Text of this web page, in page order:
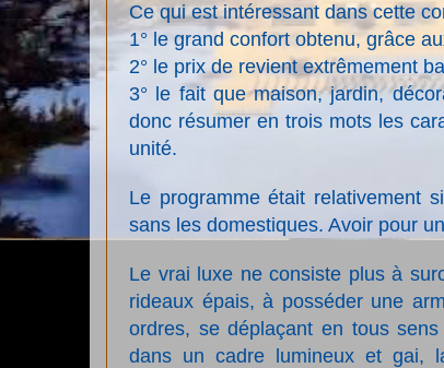
Ce qui est intéressant dans cette
1° le grand confort obtenu, grâce
2° le prix de revient extrêmement
3° le fait que maison, jardin,
donc résumer en trois mots les
unité.
Le programme était relativement
sans les domestiques. Avoir pour
Le vrai luxe ne consiste plus à
rideaux épais, à posséder une
ordres, se déplaçant en tous
dans un cadre lumineux et gai,